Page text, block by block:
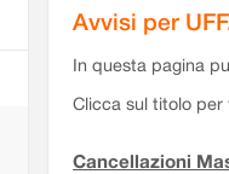
Avvisi per
In questa pagina
Clicca sul titolo per
Cancellazioni